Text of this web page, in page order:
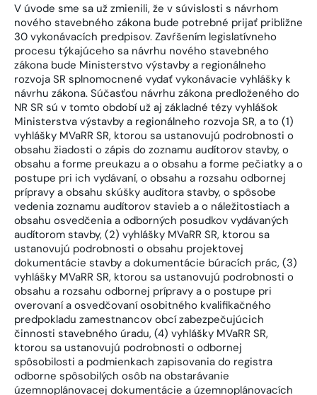
V úvode sme sa už zmienili, že v súvislosti s návrhom
nového stavebného zákona bude potrebné prijať približne
30 vykonávacích predpisov. Zavŕšením legislatívneho
procesu týkajúceho sa návrhu nového stavebného
zákona bude Ministerstvo výstavby a regionálneho
rozvoja SR splnomocnené vydať vykonávacie vyhlášky k
návrhu zákona. Súčasťou návrhu zákona predloženého do
NR SR sú v tomto období už aj základné tézy vyhlášok
Ministerstva výstavby a regionálneho rozvoja SR, a to (1)
vyhlášky MVaRR SR, ktorou sa ustanovujú podrobnosti o
obsahu žiadosti o zápis do zoznamu audítorov stavby, o
obsahu a forme preukazu a o obsahu a forme pečiatky a o
postupe pri ich vydávaní, o obsahu a rozsahu odbornej
prípravy a obsahu skúšky audítora stavby, o spôsobe
vedenia zoznamu audítorov stavieb a o náležitostiach a
obsahu osvedčenia a odborných posudkov vydávaných
audítorom stavby, (2) vyhlášky MVaRR SR, ktorou sa
ustanovujú podrobnosti o obsahu projektovej
dokumentácie stavby a dokumentácie búracích prác, (3)
vyhlášky MVaRR SR, ktorou sa ustanovujú podrobnosti o
obsahu a rozsahu odbornej prípravy a o postupe pri
overovaní a osvedčovaní osobitného kvalifikačného
predpokladu zamestnancov obcí zabezpečujúcich
činnosti stavebného úradu, (4) vyhlášky MVaRR SR,
ktorou sa ustanovujú podrobnosti o odbornej
spôsobilosti a podmienkach zapisovania do registra
odborne spôsobilých osôb na obstarávanie
územnoplánovacej dokumentácie a územnoplánovacích